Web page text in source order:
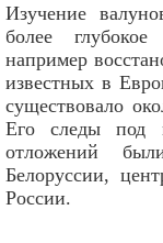
Изучение
более
например
известных в
существовало
Его следы под
отложений
Белоруссии,
России.